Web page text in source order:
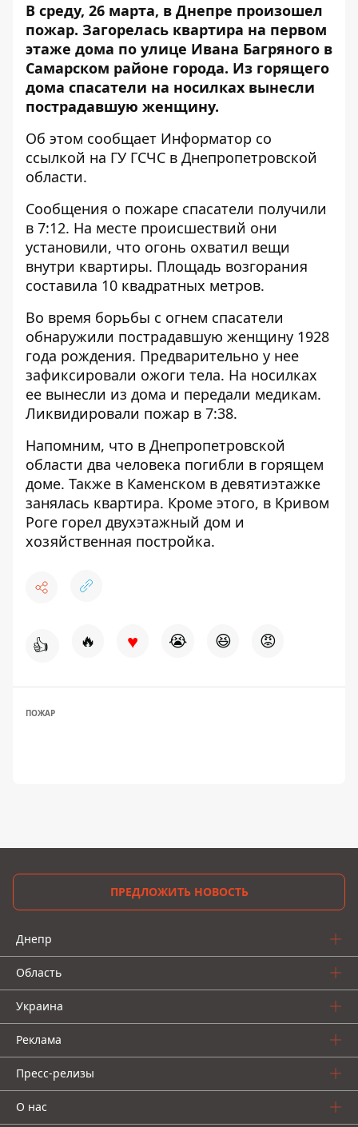
В среду, 26 марта, в Днепре произошел
пожар. Загорелась квартира на первом
этаже дома по улице Ивана Багряного в
Самарском районе города. Из горящего
дома спасатели на носилках вынесли
пострадавшую женщину.
Об этом сообщает Информатор со
ссылкой на ГУ ГСЧС в Днепропетровской
области.
Сообщения о пожаре спасатели получили
в 7:12. На месте происшествий они
установили, что огонь охватил вещи
внутри квартиры. Площадь возгорания
составила 10 квадратных метров.
Во время борьбы с огнем спасатели
обнаружили пострадавшую женщину 1928
года рождения. Предварительно у нее
зафиксировали ожоги тела. На носилках
ее вынесли из дома и передали медикам.
Ликвидировали пожар в 7:38.
Напомним, что в Днепропетровской
области два человека погибли в горящем
доме. Также в Каменском в девятиэтажке
занялась квартира. Кроме этого, в Кривом
Роге горел двухэтажный дом и
хозяйственная постройка.
👍 🔥 ♥ 😭 😆 😡
ПОЖАР
ПРЕДЛОЖИТЬ НОВОСТЬ
Днепр
Область
Украина
Реклама
Пресс-релизы
О нас